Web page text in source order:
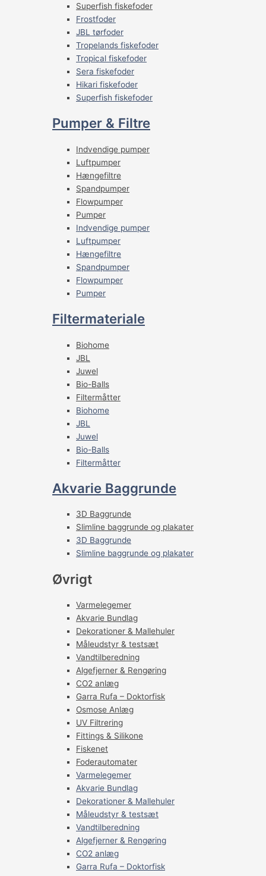
Superfish fiskefoder
Frostfoder
JBL tørfoder
Tropelands fiskefoder
Tropical fiskefoder
Sera fiskefoder
Hikari fiskefoder
Superfish fiskefoder
Pumper & Filtre
Indvendige pumper
Luftpumper
Hængefiltre
Spandpumper
Flowpumper
Pumper
Indvendige pumper
Luftpumper
Hængefiltre
Spandpumper
Flowpumper
Pumper
Filtermateriale
Biohome
JBL
Juwel
Bio-Balls
Filtermåtter
Biohome
JBL
Juwel
Bio-Balls
Filtermåtter
Akvarie Baggrunde
3D Baggrunde
Slimline baggrunde og plakater
3D Baggrunde
Slimline baggrunde og plakater
Øvrigt
Varmelegemer
Akvarie Bundlag
Dekorationer & Mallehuler
Måleudstyr & testsæt
Vandtilberedning
Algefjerner & Rengøring
CO2 anlæg
Garra Rufa – Doktorfisk
Osmose Anlæg
UV Filtrering
Fittings & Silikone
Fiskenet
Foderautomater
Varmelegemer
Akvarie Bundlag
Dekorationer & Mallehuler
Måleudstyr & testsæt
Vandtilberedning
Algefjerner & Rengøring
CO2 anlæg
Garra Rufa – Doktorfisk